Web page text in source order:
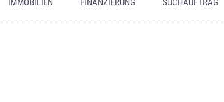
IMMOBILIEN FINANZIERUNG SUCHAUFTRAG